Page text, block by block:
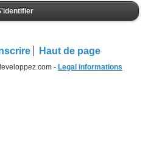
Haut de page
- Legal informations